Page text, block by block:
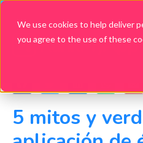
We use cookies to help deliver
you agree to the use of these
5 mitos y